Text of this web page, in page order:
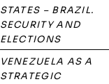
STATES – BRAZIL.
SECURITY AND
ELECTIONS
VENEZUELA AS A
STRATEGIC